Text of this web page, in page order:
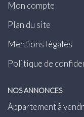
Mon compte
Plan du site
Mentions légales
Politique de
NOS ANNONCES
Appartement à